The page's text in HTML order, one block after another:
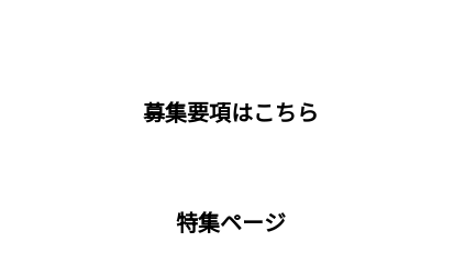
募集要項はこちら
特集ページ